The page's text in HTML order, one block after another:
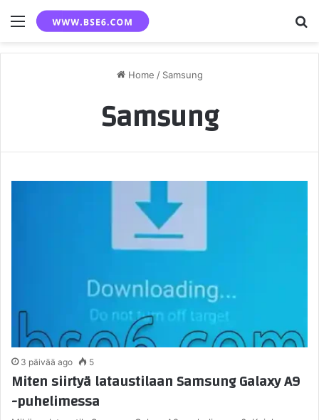
Menu
Home / Samsung
Samsung
3 päivää ago 5
Miten siirtyä lataustilaan Samsung Galaxy A9
-puhelimessa